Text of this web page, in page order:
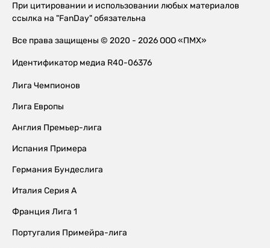
При цитировании и использовании любых материалов
ссылка на "FanDay" обязательна
Все права защищены © 2020 - 2026 ООО «ПМХ»
Идентификатор медиа R40-06376
Лига Чемпионов
Лига Европы
Англия Премьер-лига
Испания Примера
Германия Бундеслига
Италия Серия А
Франция Лига 1
Португалия Примейра-лига